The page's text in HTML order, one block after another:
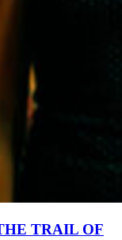
TRAIL OF